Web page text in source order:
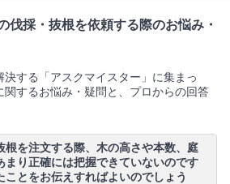
伐採・抜根を依頼する際のお悩み・
決する「アスクマイスター」に集まっ
関するお悩み・疑問と、プロからの回答
根を注文する際、木の高さや本数、庭
まり正確には把握できていないのです
ことをお伝えすればよいのでしょう